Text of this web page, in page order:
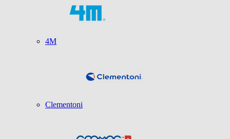
4M
Clementoni